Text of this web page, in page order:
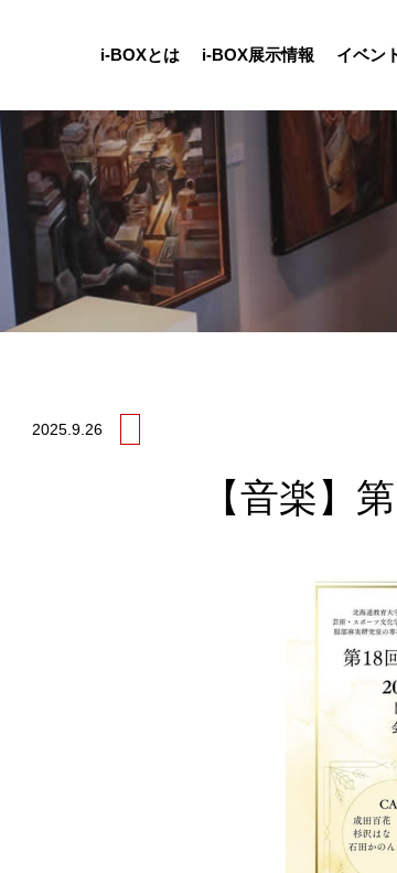
i-BOXとは i-BOX展示情報 イベン
2025. 9.26
【音楽】